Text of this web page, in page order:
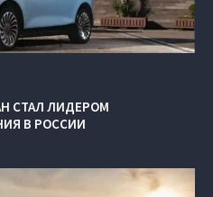
СТАЛ ЛИДЕРОМ
В РОССИИ